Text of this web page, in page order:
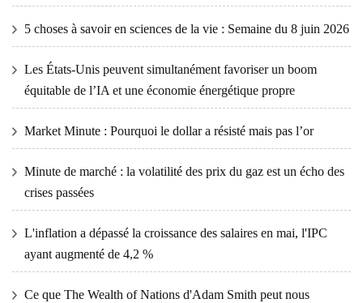
5 choses à savoir en sciences de la vie : Semaine du 8 juin 2026
Les États-Unis peuvent simultanément favoriser un boom
équitable de l’IA et une économie énergétique propre
Market Minute : Pourquoi le dollar a résisté mais pas l’or
Minute de marché : la volatilité des prix du gaz est un écho des
crises passées
L'inflation a dépassé la croissance des salaires en mai, l'IPC
ayant augmenté de 4,2 %
Ce que The Wealth of Nations d'Adam Smith peut nous